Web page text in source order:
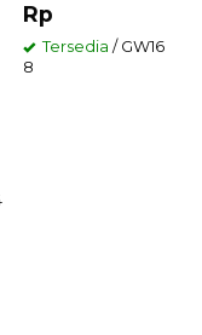
Rp
Tersedia / GW16
8